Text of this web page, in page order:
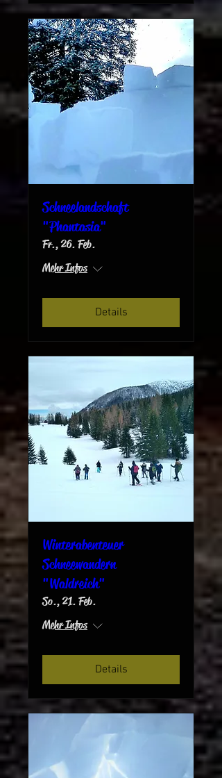
Schneelandschaft
"Phantasia"
Fr., 26. Feb.
Mehr Infos
Details
Winterabenteuer
Schneewandern
"Waldreich"
So., 21. Feb.
Mehr Infos
Details